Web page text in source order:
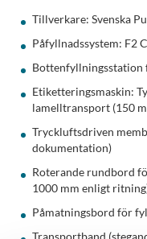
Tillverkare: Svenska
Påfyllnadssystem: F2
Etiketteringsmaskin:
lamelltransport (150
Tryckluftsdriven
dokumentation)
Roterande rundbord
1000 mm enligt
Påmatningsbord för